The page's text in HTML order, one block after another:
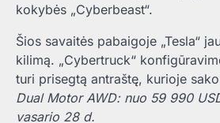
kokybės „Cyberbeast“.
Šios savaitės pabaigoje „Tesla“
kilimą. „Cybertruck“
turi prisegtą antraštę, kurioje
Dual Motor AWD: nuo 59 990
vasario 28 d.